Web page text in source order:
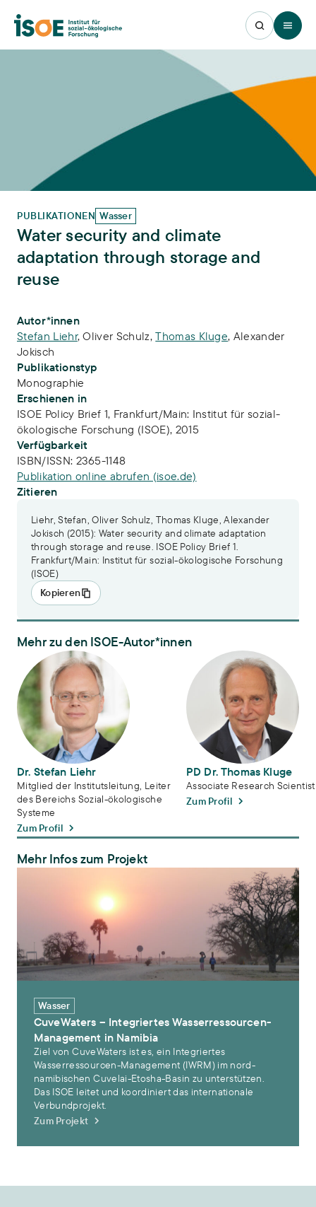
Open
PUBLIKATIONEN Wasser
Water security and climate
adaptation through storage and
reuse
Publikations-Infos
Autor*innen
Stefan Liehr,Oliver Schulz,Thomas Kluge, Alexander
Jokisch
Publikationstyp
Monographie
Erschienen in
ISOE Policy Brief 1, Frankfurt/Main: Institut für sozial-
ökologische Forschung (ISOE), 2015
Verfügbarkeit
ISBN/ISSN: 2365-1148
Publikation online abrufen (isoe.de)
Zitieren
Liehr, Stefan, Oliver Schulz, Thomas Kluge, Alexander
Jokisch (2015): Water security and climate adaptation
through storage and reuse. ISOE Policy Brief 1.
Frankfurt/Main: Institut für sozial-ökologische Forschung
(ISOE)
Kopieren
Mehr zu den ISOE-Autor*innen
Dr. Stefan Liehr
Dr. Stefan Liehr
Mitglied der Institutsleitung, Leiter
des Bereichs Sozial-ökologische
Systeme
Zum Profil
PD Dr. Thomas Kluge
PD Dr. Thomas Kluge
Associate Research Scientist
Zum Profil
Mehr Infos zum Projekt
CuveWaters – Integriertes Wasserressourcen-Management in
Wasser
CuveWaters – Integriertes Wasserressourcen-
Management in Namibia
Ziel von CuveWaters ist es, ein Integriertes
Wasserressourcen-Management (IWRM) im nord-
namibischen Cuvelai-Etosha-Basin zu unterstützen.
Das ISOE leitet und koordiniert das internationale
Verbundprojekt.
Zum Projekt